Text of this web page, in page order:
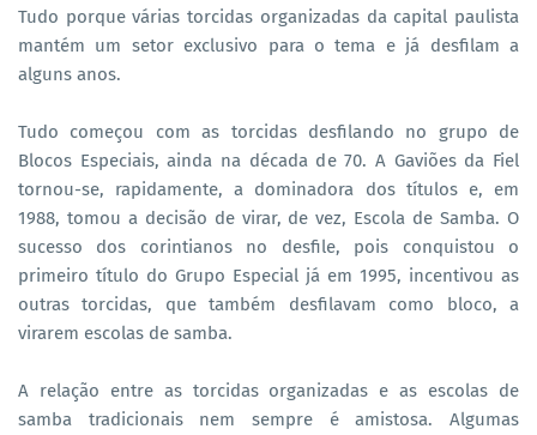
Tudo porque várias torcidas organizadas da capital paulista
mantém um setor exclusivo para o tema e já desfilam a
alguns anos.
Tudo começou com as torcidas desfilando no grupo de
Blocos Especiais, ainda na década de 70. A Gaviões da Fiel
tornou-se, rapidamente, a dominadora dos títulos e, em
1988, tomou a decisão de virar, de vez, Escola de Samba. O
sucesso dos corintianos no desfile, pois conquistou o
primeiro título do Grupo Especial já em 1995, incentivou as
outras torcidas, que também desfilavam como bloco, a
virarem escolas de samba.
A relação entre as torcidas organizadas e as escolas de
samba tradicionais nem sempre é amistosa. Algumas